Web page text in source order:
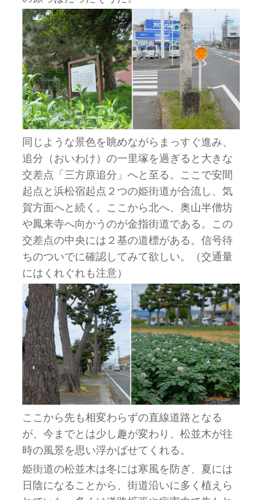
同じような景色を眺めながらまっすぐ進み、
追分（おいわけ）の一里塚を過ぎると大きな
交差点「三方原追分」へと至る。ここで安間
起点と浜松宿起点２つの姫街道が合流し、気
賀方面へと続く。ここから北へ、奥山半僧坊
や鳳来寺へ向かうのが金指街道である。この
交差点の中央には２基の道標がある。信号待
ちのついでに確認してみて欲しい。（交通量
にはくれぐれも注意）
ここから先も相変わらずの直線道路となる
が、今までとは少し趣が変わり、松並木が往
時の風景を思い浮かばせてくれる。
姫街道の松並木は冬には寒風を防ぎ、夏には
日陰になることから、街道沿いに多く植えら